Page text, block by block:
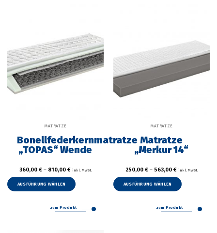
MATRATZE
Bonellfederkernmatratze
„TOPAS“ Wende
360,00 €– 810,00 € inkl. MwSt.
AUSFÜHRUNG WÄHLEN
Varianten
zum Produkt
MATRATZE
Matratze
„Merkur 14“
250,00 €– 563,00 € inkl. MwSt.
AUSFÜHRUNG WÄHLEN
zum Produkt